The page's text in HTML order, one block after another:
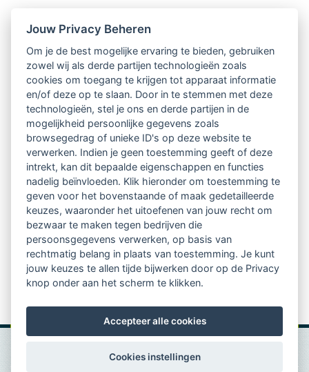
Nieuwsbrief
Ontvang 10 x per jaar de LVSC-
relatienieuwsbrief met o.a.:
vrij toegankelijke TsvB-artikelen
nieuws op het vlak van professioneel
begeleiden
informatie over LVSC-activiteiten
Aanmelden nieuwsbrief
Jouw Privacy Beheren
Om je de best mogelijke ervaring te bieden, gebruiken
zowel wij als derde partijen technologieën zoals
cookies om toegang te krijgen tot apparaat informatie
en/of deze op te slaan. Door in te stemmen met deze
technologieën, stel je ons en derde partijen in de
mogelijkheid persoonlijke gegevens zoals
browsegedrag of unieke ID's op deze website te
verwerken. Indien je geen toestemming geeft of deze
intrekt, kan dit bepaalde eigenschappen en functies
nadelig beïnvloeden. Klik hieronder om toestemming te
geven voor het bovenstaande of maak gedetailleerde
keuzes, waaronder het uitoefenen van jouw recht om
bezwaar te maken tegen bedrijven die
persoonsgegevens verwerken, op basis van
rechtmatig belang in plaats van toestemming. Je kunt
jouw keuzes te allen tijde bijwerken door op de Privacy
knop onder aan het scherm te klikken.
Accepteer alle cookies
Cookies instellingen